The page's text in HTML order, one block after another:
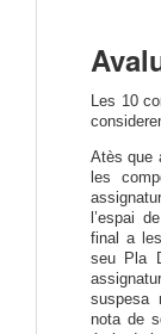
Les 10
Atès que
les
l’espai
final a
seu Pla
suspesa
nota de